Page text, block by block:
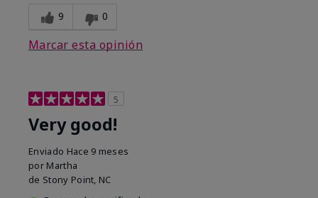
9 0
Marcar esta opinión
5
Very good!
Enviado Hace 9 meses
por Martha
de Stony Point, NC